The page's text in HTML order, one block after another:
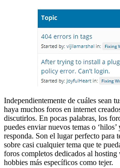
Independientemente de cuáles sean
haya muchos foros en internet
discutirlos. En pocas palabras, los
puedes enviar nuevos temas o
responda. Son el lugar perfecto para
sobre casi cualquier tema que te
foros completos dedicados al
hobbies más específicos como tejer.